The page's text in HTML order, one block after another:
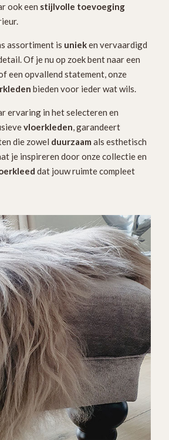
ook een stijlvolle toevoeging
assortiment is unieken vervaardigd
Of je nu op zoek bent naar een
een opvallend statement, onze
bieden voor ieder wat wils.
ervaring in het selecteren en
vloerkleden , garandeert
die zowel duurzaam als esthetisch
je inspireren door onze collectie en
dat jouw ruimte compleet